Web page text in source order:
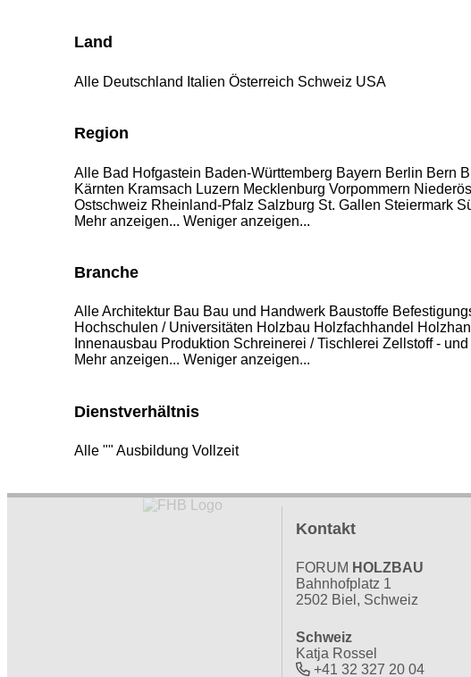
Land
Alle Deutschland Italien Österreich Schweiz USA
Region
Alle Bad Hofgastein Baden-Württemberg Bayern Berlin Bern
Kärnten Kramsach Luzern Mecklenburg Vorpommern
Ostschweiz Rheinland-Pfalz Salzburg St. Gallen Steiermark
Mehr anzeigen... Weniger anzeigen...
Branche
AlleArchitektur Bau Bau und Handwerk Baustoffe
Hochschulen / Universitäten Holzbau Holzfachhandel
Innenausbau Produktion Schreinerei / Tischlerei Zellstoff -
Mehr anzeigen... Weniger anzeigen...
Dienstverhältnis
Alle "" Ausbildung Vollzeit
Kontakt
FORUM HOLZBAU
Bahnhofplatz 1
2502 Biel, Schweiz
Schweiz
Katja Rossel
+41 32 327 20 04